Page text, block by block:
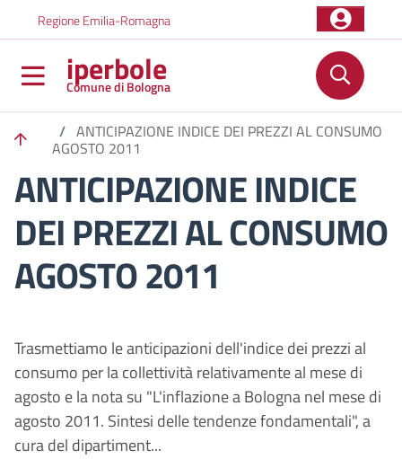
Regione Emilia-Romagna
iperbole
Comune di Bologna
/ ANTICIPAZIONE INDICE DEI PREZZI AL CONSUMO
AGOSTO 2011
ANTICIPAZIONE INDICE
DEI PREZZI AL CONSUMO
AGOSTO 2011
Trasmettiamo le anticipazioni dell'indice dei prezzi al
consumo per la collettività relativamente al mese di
agosto e la nota su "L'inflazione a Bologna nel mese di
agosto 2011. Sintesi delle tendenze fondamentali", a
cura del dipartiment...